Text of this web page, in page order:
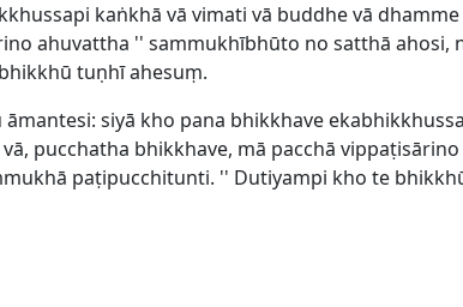
kaṅkhā vā vimati vā buddhe vā
ahuvattha '' sammukhībhūto no satthā ahosi,
tuṇhī ahesuṃ.
siyā kho pana bhikkhave
pucchatha bhikkhave, mā pacchā
paṭipucchitunti. '' Dutiyampi kho te